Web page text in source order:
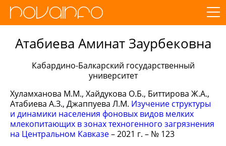
Атабиева Аминат Заурбековна
Кабардино-Балкарский государственный
университет
Хуламханова М.М., Хайдукова О.Б., Биттирова Ж.А.,
Атабиева А.З., Джаппуева Л.М. Изучение структуры
и динамики населения фоновых видов мелких
млекопитающих в зонах техногенного загрязнения
на Центральном Кавказе– 2021 г. – № 123